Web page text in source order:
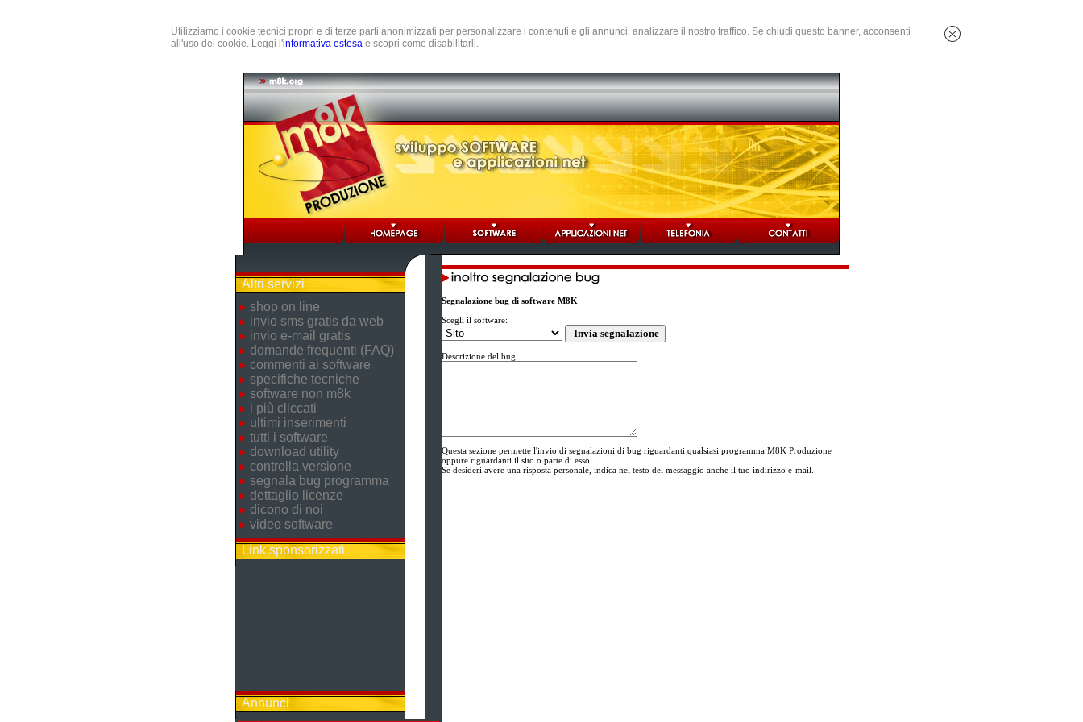
Utilizziamo i cookie tecnici propri e di terze parti anonimizzati per personalizzare i contenuti e gli annunci, analizzare il nostro traffico. Se chiudi questo banner, acconsenti
all'uso dei cookie. Leggi l'informativa estesa e scopri come disabilitarli.
Altri servizi
shop on line
invio sms gratis da web
invio e-mail gratis
domande frequenti (FAQ)
commenti ai software
specifiche tecniche
software non m8k
i più cliccati
ultimi inserimenti
tutti i software
download utility
controlla versione
segnala bug programma
dettaglio licenze
dicono di noi
video software
Link sponsorizzati
Annunci
Segnalazione bug di software M8K
Scegli il software:
Descrizione del bug:
Questa sezione permette l'invio di segnalazioni di bug riguardanti qualsiasi programma M8K Produzione
oppure riguardanti il sito o parte di esso.
Se desideri avere una risposta personale, indica nel testo del messaggio anche il tuo indirizzo e-mail.